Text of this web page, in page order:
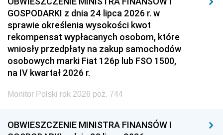
GOSPODARKI z dnia 24 lipca 2026 r. w
sprawie określenia wysokości kwot
rekompensat wypłacanych osobom, które
wniosły przedpłaty na zakup samochodów
osobowych marki Fiat 126p lub FSO 1500,
na IV kwartał 2026 r.
Monitor Polski rok 2026 poz. 744
OBWIESZCZENIE MINISTRA FINANSÓW I